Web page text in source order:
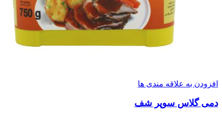
افزودن به علاقه مندی ها
دمی گلاس سوپر شف